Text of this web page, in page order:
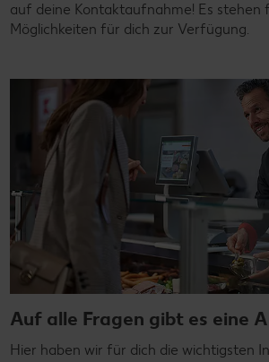
auf deine Kontaktaufnahme! Es stehen
Möglichkeiten für dich zur Verfügung.
Auf alle Fragen gibt es eine
Hier haben wir für dich die wichtigsten